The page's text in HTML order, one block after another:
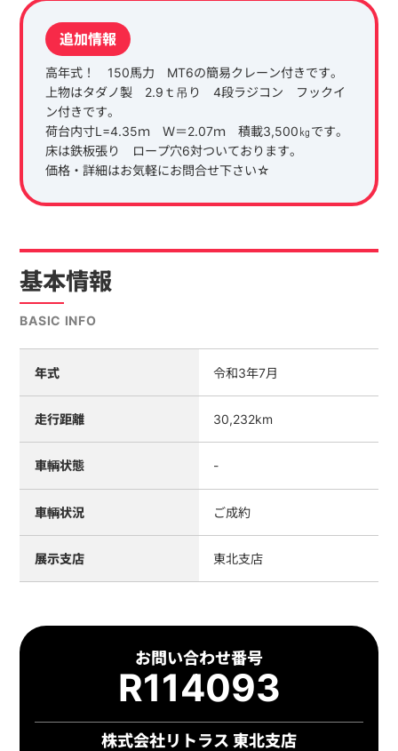
追加情報
高年式！ 150馬力 MT6の簡易クレーン付きです。
上物はタダノ製 2.9ｔ吊り 4段ラジコン フックイ
ン付きです。
荷台内寸L=4.35ｍ Ｗ＝2.07ｍ 積載3,500㎏です。
床は鉄板張り ロープ穴6対ついております。
価格・詳細はお気軽にお問合せ下さい☆
基本情報
BASIC INFO
年式 令和3年7月
走行距離 30,232km
車輌状態 -
車輌状況 ご成約
展示支店 東北支店
お問い合わせ番号
R114093
株式会社リトラス 東北支店